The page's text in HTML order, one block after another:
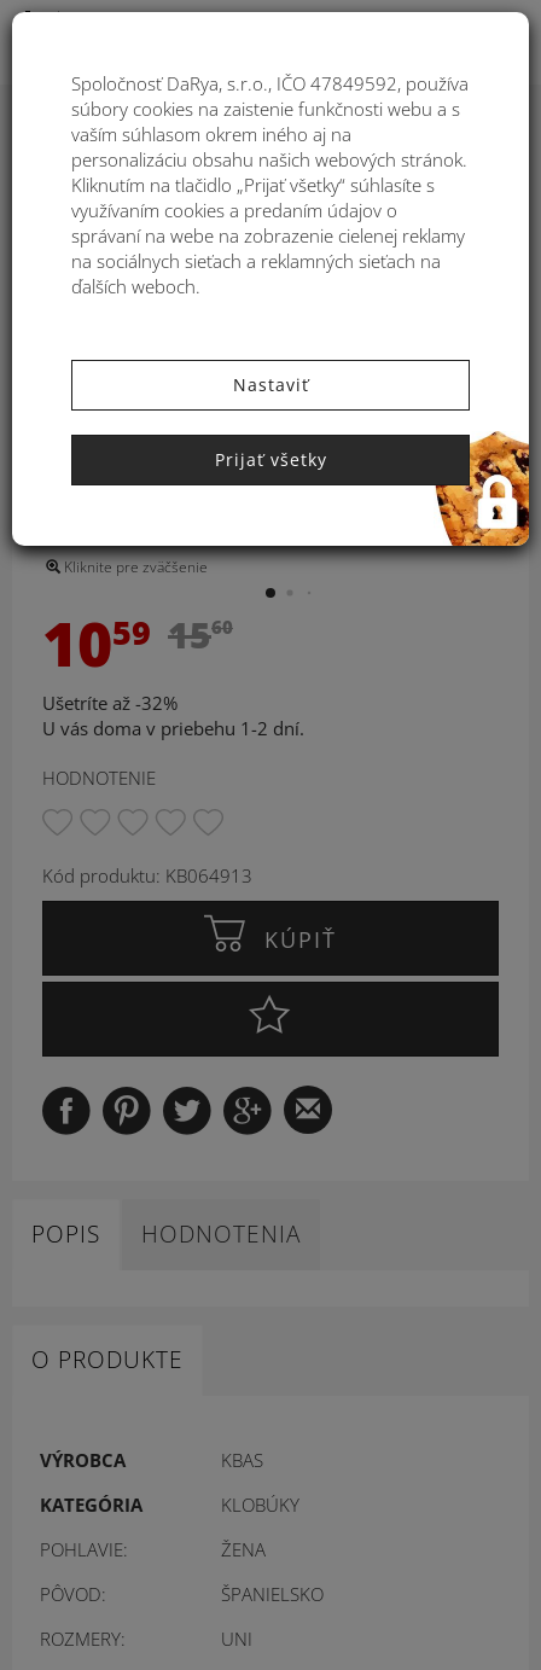
Dámsky klobúk zo syntetickej rafie
s mašľou Kbas KB064913
Kliknite pre zväčšenie
1059 1560
Ušetríte až -32%
U vás doma v priebehu 1-2 dní.
HODNOTENIE
Kód produktu: KB064913
KÚPIŤ
POPIS HODNOTENIA
O PRODUKTE
VÝROBCA
KBAS
KATEGÓRIA
KLOBÚKY
POHLAVIE:
ŽENA
PÔVOD:
ŠPANIELSKO
ROZMERY:
UNI
Spoločnosť DaRya, s.r.o., IČO 47849592, používa
súbory cookies na zaistenie funkčnosti webu a s
vaším súhlasom okrem iného aj na
personalizáciu obsahu našich webových stránok.
Kliknutím na tlačidlo „Prijať všetky“ súhlasíte s
využívaním cookies a predaním údajov o
správaní na webe na zobrazenie cielenej reklamy
na sociálnych sieťach a reklamných sieťach na
ďalších weboch.
Nastaviť
Prijať všetky